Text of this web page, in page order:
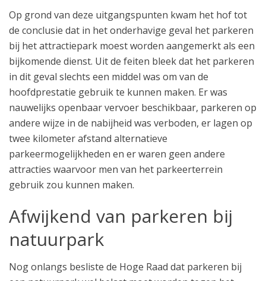
Op grond van deze uitgangspunten kwam het hof tot
de conclusie dat in het onderhavige geval het parkeren
bij het attractiepark moest worden aangemerkt als een
bijkomende dienst. Uit de feiten bleek dat het parkeren
in dit geval slechts een middel was om van de
hoofdprestatie gebruik te kunnen maken. Er was
nauwelijks openbaar vervoer beschikbaar, parkeren op
andere wijze in de nabijheid was verboden, er lagen op
twee kilometer afstand alternatieve
parkeermogelijkheden en er waren geen andere
attracties waarvoor men van het parkeerterrein
gebruik zou kunnen maken.
Afwijkend van parkeren bij
natuurpark
Nog onlangs besliste de Hoge Raad dat parkeren bij